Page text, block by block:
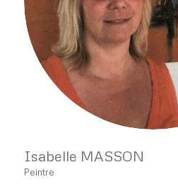
Isabelle MASSON
Peintre